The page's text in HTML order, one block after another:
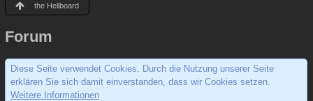
the Hellboard
Forum
Diese Seite verwendet Cookies. Durch die Nutzung unserer Seite
erklären Sie sich damit einverstanden, dass wir Cookies setzen.
Weitere Informationen